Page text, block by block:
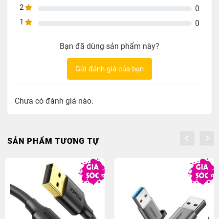
Ứng dụng đa dạng
: từ MacBook, Ultrabook, Surface
cho đến Smart TV hay Box Android đều có thể nâng
2 0
1 0
Bạn đã dùng sản phẩm này?
Gửi đánh giá của bạn
Chưa có đánh giá nào.
SẢN PHẨM TƯƠNG TỰ